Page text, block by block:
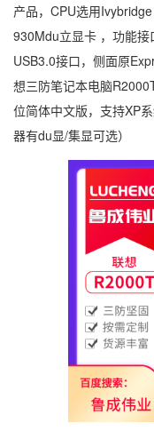
产品，CPU选用
930Mdu立显卡 ，功能
USB3.0接口，侧面原
想三防笔记本电脑
位简体中文版，支持XP
器有du显/集显可选）